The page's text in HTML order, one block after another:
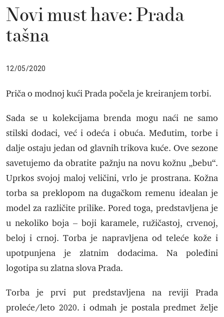
Novi must have: Prada
tašna
12/05/2020
Priča o modnoj kući Prada počela je kreiranjem torbi.
Sada se u kolekcijama brenda mogu naći ne samo
stilski dodaci, već i odeća i obuća. Međutim, torbe i
dalje ostaju jedan od glavnih trikova kuće. Ove sezone
savetujemo da obratite pažnju na novu kožnu „bebu“.
Uprkos svojoj maloj veličini, vrlo je prostrana. Kožna
torba sa preklopom na dugačkom remenu idealan je
model za različite prilike. Pored toga, predstavljena je
u nekoliko boja – boji karamele, ružičastoj, crvenoj,
beloj i crnoj. Torba je napravljena od teleće kože i
upotpunjena je zlatnim dodacima. Na poleđini
logotipa su zlatna slova Prada.
Torba je prvi put predstavljena na reviji Prada
proleće/leto 2020. i odmah je postala predmet želje